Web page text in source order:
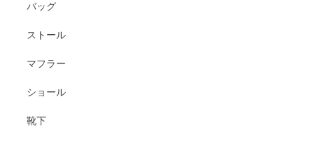
バッグ
ストール
マフラー
ショール
靴下